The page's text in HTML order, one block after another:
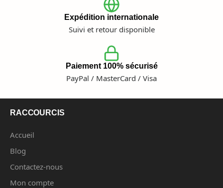
Expédition internationale
Suivi et retour disponible
Paiement 100% sécurisé
PayPal / MasterCard / Visa
RACCOURCIS
Accueil
Blog
Contactez-nous
Mon compte